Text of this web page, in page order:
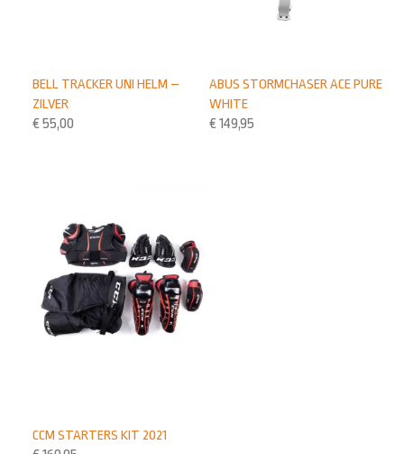
ABUS STORMCHASER ACE PURE
WHITE
€ 149,95
BELL TRACKER UNI HELM –
ZILVER
€ 55,00
CCM STARTERS KIT 2021